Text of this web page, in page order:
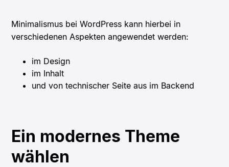
Minimalismus bei WordPress kann hierbei in
verschiedenen Aspekten angewendet werden:
im Design
im Inhalt
und von technischer Seite aus im Backend
Ein modernes Theme
wählen